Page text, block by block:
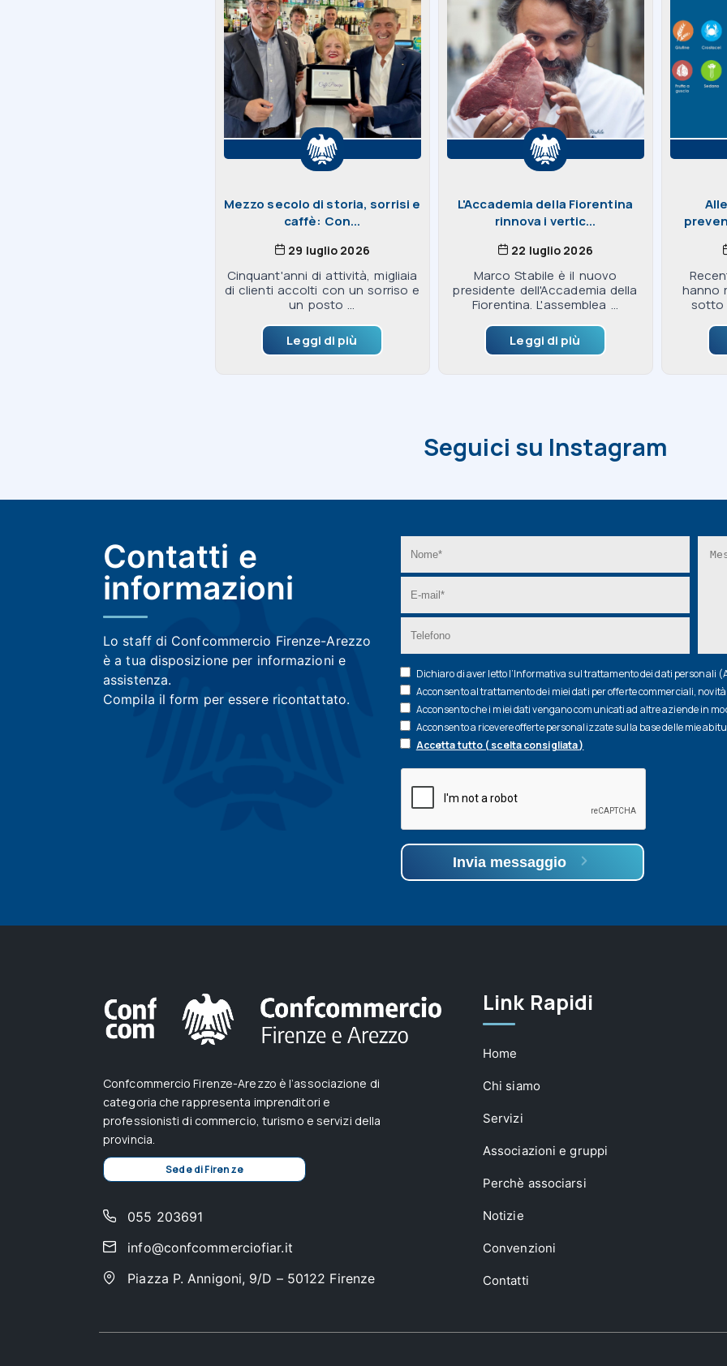
Mezzo secolo di storia, sorrisi e
caffè: Con...
29 luglio 2026
Cinquant'anni di attività, migliaia
di clienti accolti con un sorriso e
un posto ...
Leggi di più
L'Accademia della Fiorentina
rinnova i vertic...
22 luglio 2026
Marco Stabile è il nuovo
presidente dell'Accademia della
Fiorentina. L'assemblea ...
Leggi di più
hanno
sotto
Seguici su Instagram
Contatti e
informazioni
Lo staff di Confcommercio Firenze-Arezzo
è a tua disposizione per informazioni e
assistenza.
Compila il form per essere ricontattato.
Dichiaro di aver letto l’Informativa sul trattamento dei dati personali
Acconsento al trattamento dei miei dati per offerte commerciali,
Acconsento che i miei dati vengano comunicati ad altre aziende in
Acconsento a ricevere offerte personalizzate sulla base delle mie
Accetta tutto ( scelta consigliata )
Invia messaggio
Confcommercio Firenze-Arezzo è l’associazione di
categoria che rappresenta imprenditori e
professionisti di commercio, turismo e servizi della
provincia.
Sede di Firenze
055 203691
info@confcommerciofiar.it
Piazza P. Annigoni, 9/D – 50122 Firenze
Link Rapidi
Home
Chi siamo
Servizi
Associazioni e gruppi
Perchè associarsi
Notizie
Convenzioni
Contatti